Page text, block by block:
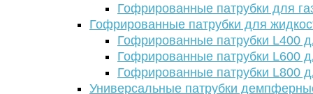
Гофрированные патрубки для
Гофрированные патрубки для
Гофрированные патрубки L400
Гофрированные патрубки L600
Гофрированные патрубки L800
Универсальные патрубки